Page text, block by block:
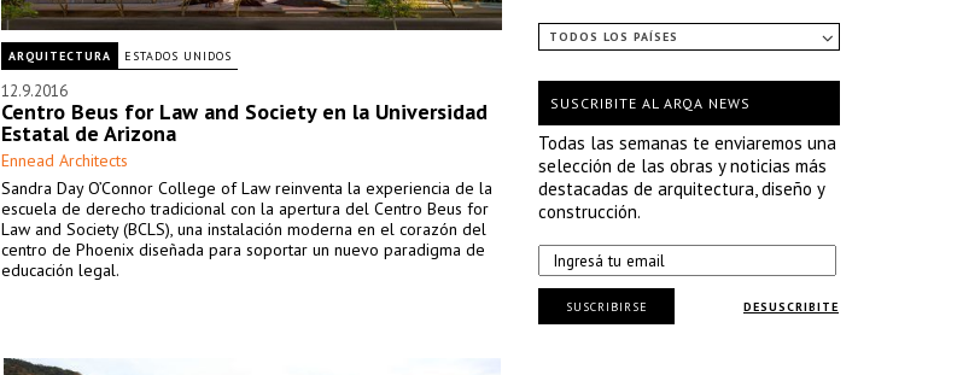
ARQUITECTURA ESTADOS UNIDOS
12.9.2016
Centro Beus for Law and Society en la Universidad
Estatal de Arizona
Ennead Architects
Sandra Day O’Connor College of Law reinventa la experiencia de la
escuela de derecho tradicional con la apertura del Centro Beus for
Law and Society (BCLS), una instalación moderna en el corazón del
centro de Phoenix diseñada para soportar un nuevo paradigma de
educación legal.
TODOS LOS PAÍSES
SUSCRIBITE AL ARQA NEWS
Todas las semanas te enviaremos una
selección de las obras y noticias más
destacadas de arquitectura, diseño y
construcción.
DESUSCRIBITE
SUSCRIBIRSE